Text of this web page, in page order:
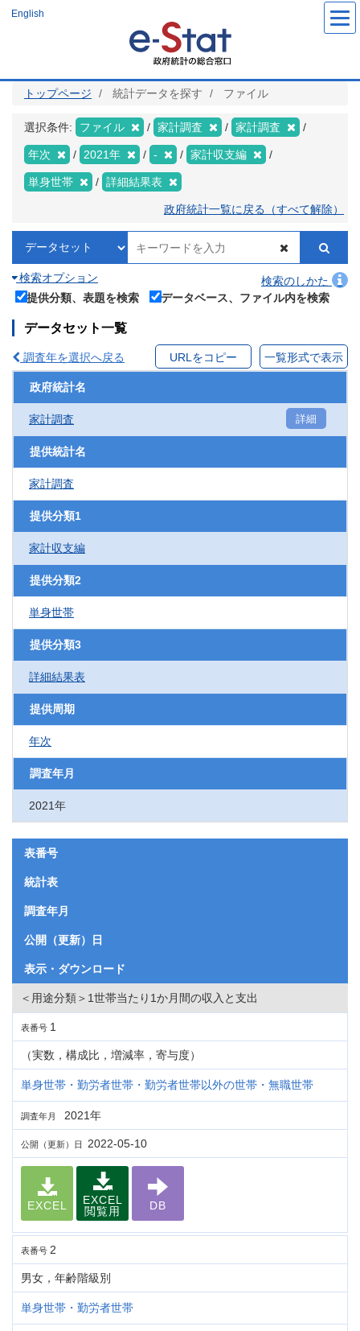
ツ
English
トップページ 統計データを探す ファイル
選択条件: ファイル 家計調査 家計調査
年次 2021年 - 家計収支編
単身世帯 詳細結果表
政府統計一覧に戻る（すべて解除）
検索オプション
検索のしかた
提供分類、表題を検索
データベース、ファイル内を検索
データセット一覧
調査年を選択へ戻る URLをコピー 一覧形式で表示
政府統計名
家計調査 詳細
提供統計名
家計調査
提供分類1
家計収支編
提供分類2
単身世帯
提供分類3
詳細結果表
提供周期
年次
調査年月
2021年
表番号
統計表
調査年月
公開（更新）日
表示・ダウンロード
＜用途分類＞1世帯当たり1か月間の収入と支出
表番号 1
（実数，構成比，増減率，寄与度）
単身世帯・勤労者世帯・勤労者世帯以外の世帯・無職世帯
調査年月 2021年
公開（更新）日 2022-05-10
EXCEL
EXCEL
閲覧用
DB
表番号 2
男女，年齢階級別
単身世帯・勤労者世帯